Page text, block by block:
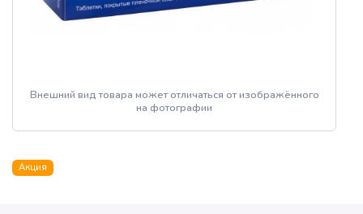
Внешний вид товара может отличаться от изображённого
на фотографии
Акция